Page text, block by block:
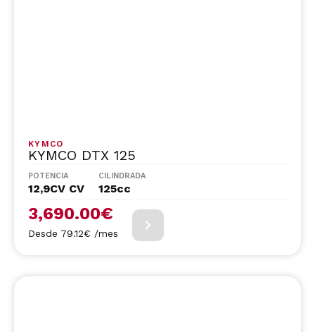
KYMCO
KYMCO DTX 125
POTENCIA
12,9CV CV
CILINDRADA
125cc
3,690.00€
Desde 79.12€ /mes